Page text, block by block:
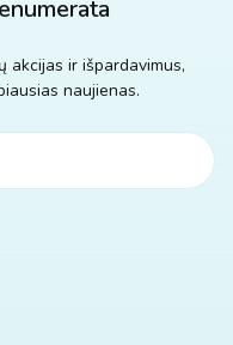
akcijas ir išpardavimus,
naujienas.